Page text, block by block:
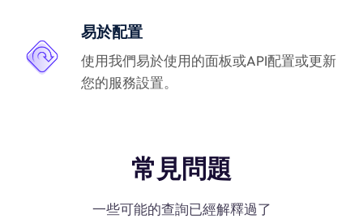
易於配置
使用我們易於使用的面板或API配置或更新
您的服務設置。
常見問題
一些可能的查詢已經解釋過了